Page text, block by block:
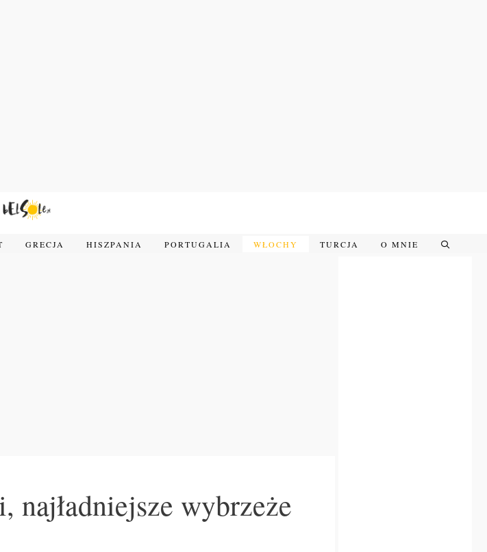
GRECJA HISZPANIA PORTUGALIA WŁOCHY TURCJA O MNIE
najładniejsze wybrzeże